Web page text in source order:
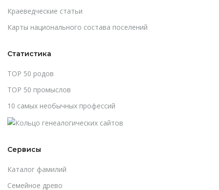
Краеведческие статьи
Карты национального состава поселений
Статистика
TOP 50 родов
TOP 50 промыслов
10 самых необычных профессий
Сервисы
Каталог фамилий
Cемейное древо